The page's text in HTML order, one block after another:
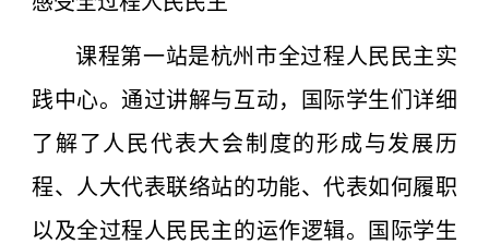
课程第一站是杭州市全过程人民民主实
践中心。通过讲解与互动，国际学生们详细
了解了人民代表大会制度的形成与发展历
程、人大代表联络站的功能、代表如何履职
以及全过程人民民主的运作逻辑。国际学生